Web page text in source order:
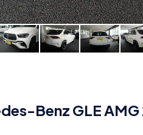
Benz GLE